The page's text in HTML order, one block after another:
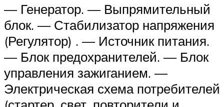
— Генератор. — Выпрямительный
блок. — Стабилизатор напряжения
(Регулятор) . — Источник питания.
— Блок предохранителей. — Блок
управления зажиганием. —
Электрическая схема потребителей